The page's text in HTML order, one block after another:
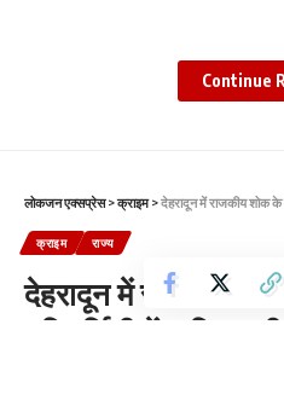
Continue
लोकजन एक्सप्रेस>क्राइम>देहरादून में राजकीय शोक के बीच
क्राइम राज्य
देहरादून में राजकीय
यूनिवर्सिटी में गायिका